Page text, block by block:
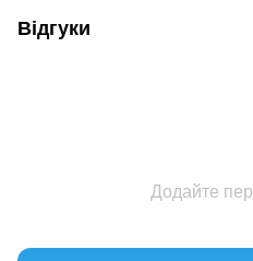
Відгуки
Додайте